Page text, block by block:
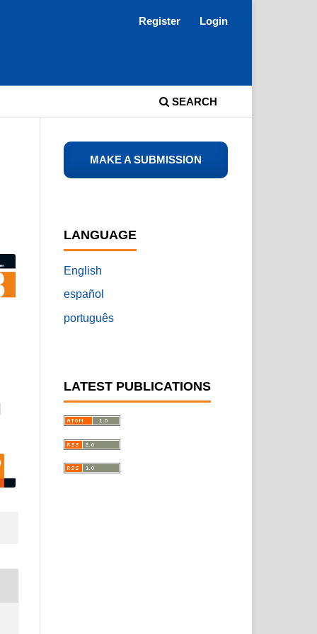
SEARCH
Register Login
LANGUAGE
English
español
português
LATEST PUBLICATIONS
MAKE A SUBMISSION